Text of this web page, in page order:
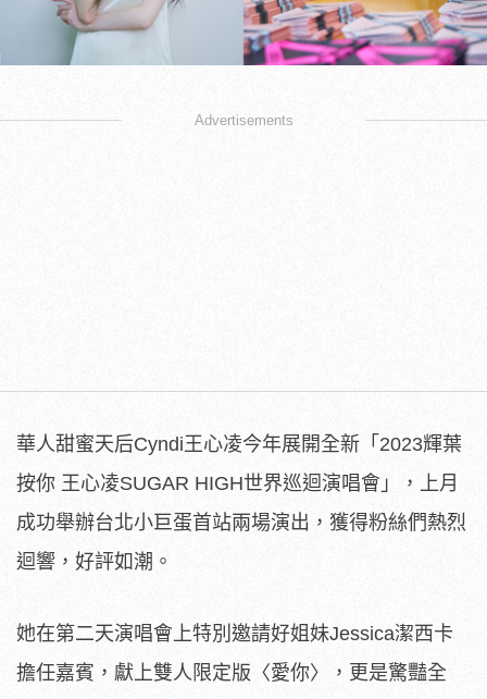
Advertisements
華人甜蜜天后Cyndi王心凌今年展開全新「2023輝葉
按你 王心凌SUGAR HIGH世界巡迴演唱會」，上月
成功舉辦台北小巨蛋首站兩場演出，獲得粉絲們熱烈
迴響，好評如潮。
她在第二天演唱會上特別邀請好姐妹Jessica潔西卡
擔任嘉賓，獻上雙人限定版〈愛你〉，更是驚豔全